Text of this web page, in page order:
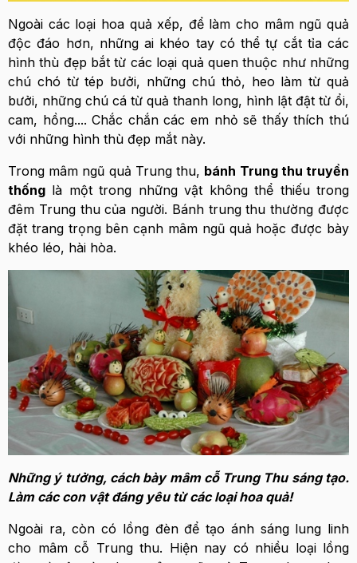
Ngoài các loại hoa quả xếp, để làm cho mâm ngũ quả
độc đáo hơn, những ai khéo tay có thể tự cắt tỉa các
hình thù đẹp bắt từ các loại quả quen thuộc như những
chú chó từ tép bưởi, những chú thỏ, heo làm từ quả
bưởi, những chú cá từ quả thanh long, hình lật đật từ ổi,
cam, hồng.... Chắc chắn các em nhỏ sẽ thấy thích thú
với những hình thù đẹp mắt này.
Trong mâm ngũ quả Trung thu, bánh Trung thu truyền
thống là một trong những vật không thể thiếu trong
đêm Trung thu của người. Bánh trung thu thường được
đặt trang trọng bên cạnh mâm ngũ quả hoặc được bày
khéo léo, hài hòa.
Những ý tưởng, cách bày mâm cỗ Trung Thu sáng tạo.
Làm các con vật đáng yêu từ các loại hoa quả!
Ngoài ra, còn có lồng đèn để tạo ánh sáng lung linh
cho mâm cỗ Trung thu. Hiện nay có nhiều loại lồng